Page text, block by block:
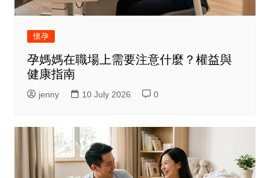
懷孕
孕媽媽在職場上需要注意什麼？權益與
健康指南
jenny 10 July 2026 0